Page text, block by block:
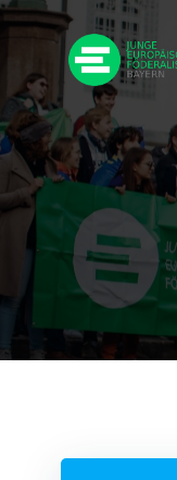
Zum
springen